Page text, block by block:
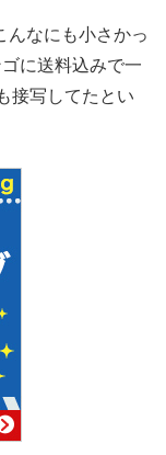
んなにも小さかっ
に送料込みで一
接写してたとい